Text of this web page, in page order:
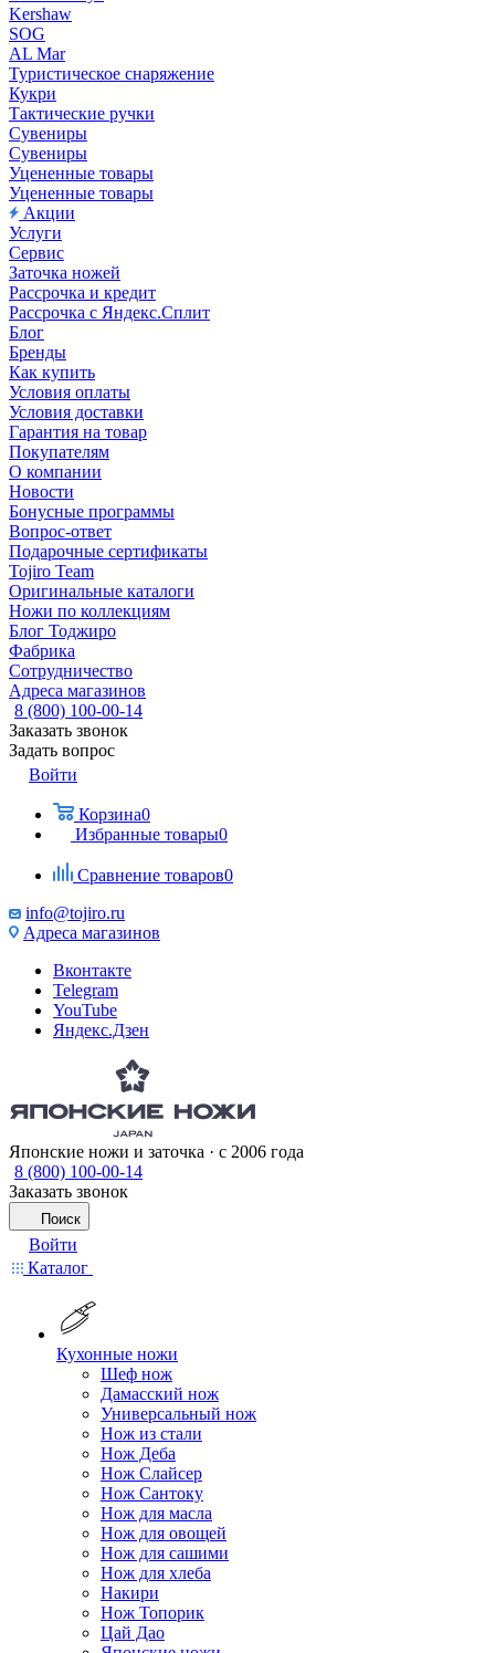
Kershaw
SOG
AL Mar
Туристическое снаряжение
Кукри
Тактические ручки
Сувениры
Сувениры
Уцененные товары
Уцененные товары
Акции
Услуги
Сервис
Заточка ножей
Рассрочка и кредит
Рассрочка с Яндекс.Сплит
Блог
Бренды
Как купить
Условия оплаты
Условия доставки
Гарантия на товар
Покупателям
О компании
Новости
Бонусные программы
Вопрос-ответ
Подарочные сертификаты
Tojiro Team
Оригинальные каталоги
Ножи по коллекциям
Блог Тоджиро
Фабрика
Сотрудничество
Адреса магазинов
8 (800) 100-00-14
Заказать звонок
Задать вопрос
Войти
Корзина0
Избранные товары0
Сравнение товаров0
info@tojiro.ru
Адреса магазинов
Вконтакте
Telegram
YouTube
Яндекс.Дзен
Японские ножи и заточка · с 2006 года
8 (800) 100-00-14
Заказать звонок
Поиск
Войти
Каталог
Кухонные ножи
Шеф нож
Дамасский нож
Универсальный нож
Нож из стали
Нож Деба
Нож Слайсер
Нож Сантоку
Нож для масла
Нож для овощей
Нож для сашими
Нож для хлеба
Накири
Нож Топорик
Цай Дао